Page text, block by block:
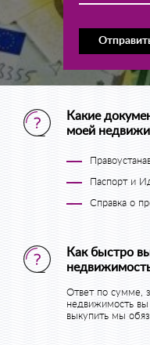
Какие
моей
Паспорт и
Справка о
Как быстро
Ответ по сумме,
недвижимость
выкупить мы